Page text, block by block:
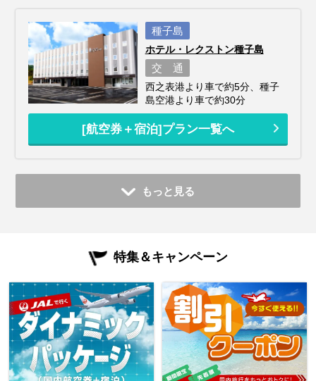
種子島
ホテル・レクストン種子島
交 通
西之表港より車で約5分、種子
島空港より車で約30分
[航空券＋宿泊]プラン一覧へ
もっと見る
特集＆キャンペーン